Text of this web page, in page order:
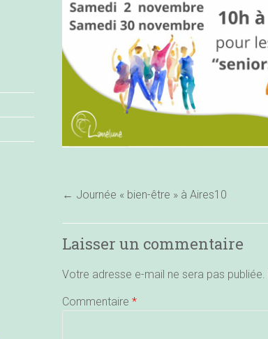
← Journée « bien-être » à Aires10
Laisser un commentaire
Votre adresse e-mail ne sera pas publiée.
Commentaire *